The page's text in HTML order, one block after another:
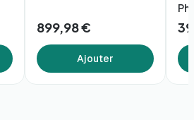
899,98 €
Ajouter